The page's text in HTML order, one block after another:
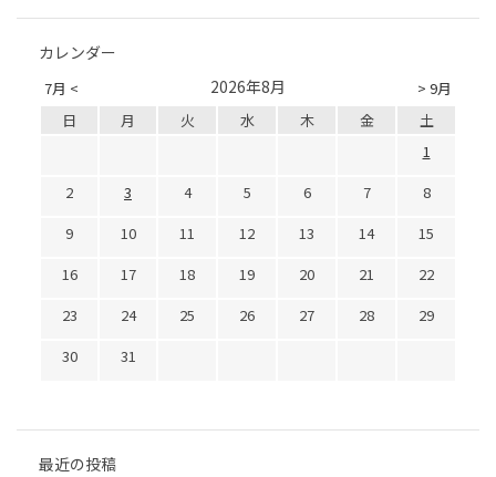
カレンダー
7月 < > 9月
2026年8月
日 月 火 水 木 金
土
1
2
3 4 5 6 7
8
9
10 11 12 13 14
15
16
17 18 19 20 21
22
23
24 25 26 27 28
29
30
31
最近の投稿